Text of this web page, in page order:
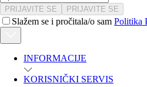
PRIJAVITE SE PRIJAVITE SE
Slažem se i pročitala/o sam Politika
INFORMACIJE
KORISNIČKI SERVIS